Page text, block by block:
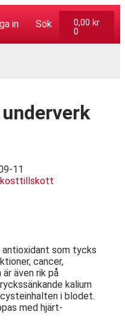
in Sök 0,00 kr
0
11
kosttillskott
antioxidant som tycks
cancer,
även rik på
kalium
i blodet.
med hjärt-